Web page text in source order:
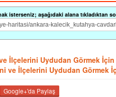
isterseniz; aşağıdaki alana tıkladıktan
İlçelerini Uydudan Görmek İçin
ve İlçelerini Uydudan Görmek
Google+'da Paylaş